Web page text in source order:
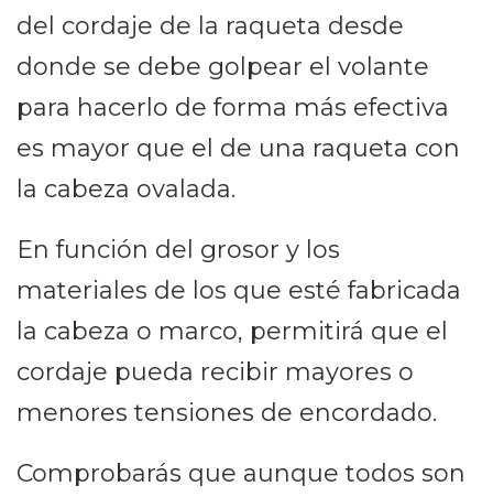
del cordaje de la raqueta desde
donde se debe golpear el volante
para hacerlo de forma más efectiva
es mayor que el de una raqueta con
la cabeza ovalada.
En función del grosor y los
materiales de los que esté fabricada
la cabeza o marco, permitirá que el
cordaje pueda recibir mayores o
menores tensiones de encordado.
Comprobarás que aunque todos son